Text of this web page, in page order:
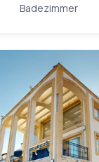
Badezimmer